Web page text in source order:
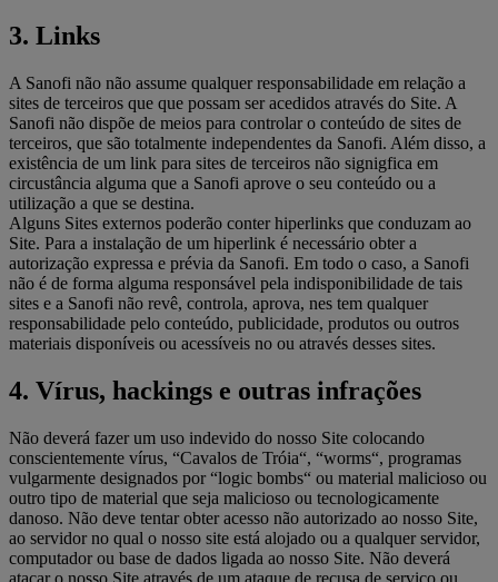
3. Links
A Sanofi não não assume qualquer responsabilidade em relação a
sites de terceiros que que possam ser acedidos através do Site. A
Sanofi não dispõe de meios para controlar o conteúdo de sites de
terceiros, que são totalmente independentes da Sanofi. Além disso, a
existência de um link para sites de terceiros não signigfica em
circustância alguma que a Sanofi aprove o seu conteúdo ou a
utilização a que se destina.
Alguns Sites externos poderão conter hiperlinks que conduzam ao
Site. Para a instalação de um hiperlink é necessário obter a
autorização expressa e prévia da Sanofi. Em todo o caso, a Sanofi
não é de forma alguma responsável pela indisponibilidade de tais
sites e a Sanofi não revê, controla, aprova, nes tem qualquer
responsabilidade pelo conteúdo, publicidade, produtos ou outros
materiais disponíveis ou acessíveis no ou através desses sites.
4. Vírus, hackings e outras infrações
Não deverá fazer um uso indevido do nosso Site colocando
conscientemente vírus, “Cavalos de Tróia“, “worms“, programas
vulgarmente designados por “logic bombs“ ou material malicioso ou
outro tipo de material que seja malicioso ou tecnologicamente
danoso. Não deve tentar obter acesso não autorizado ao nosso Site,
ao servidor no qual o nosso site está alojado ou a qualquer servidor,
computador ou base de dados ligada ao nosso Site. Não deverá
atacar o nosso Site através de um ataque de recusa de serviço ou